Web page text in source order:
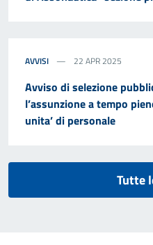
AVVISI 22 APR 2025
Avviso di selezione
l’assunzione a tempo
unita’ di personale
Tutte